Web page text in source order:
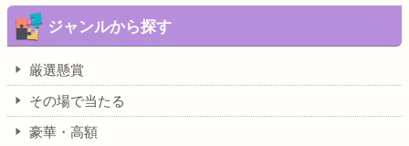
ジャンルから探す
厳選懸賞
その場で当たる
豪華・高額